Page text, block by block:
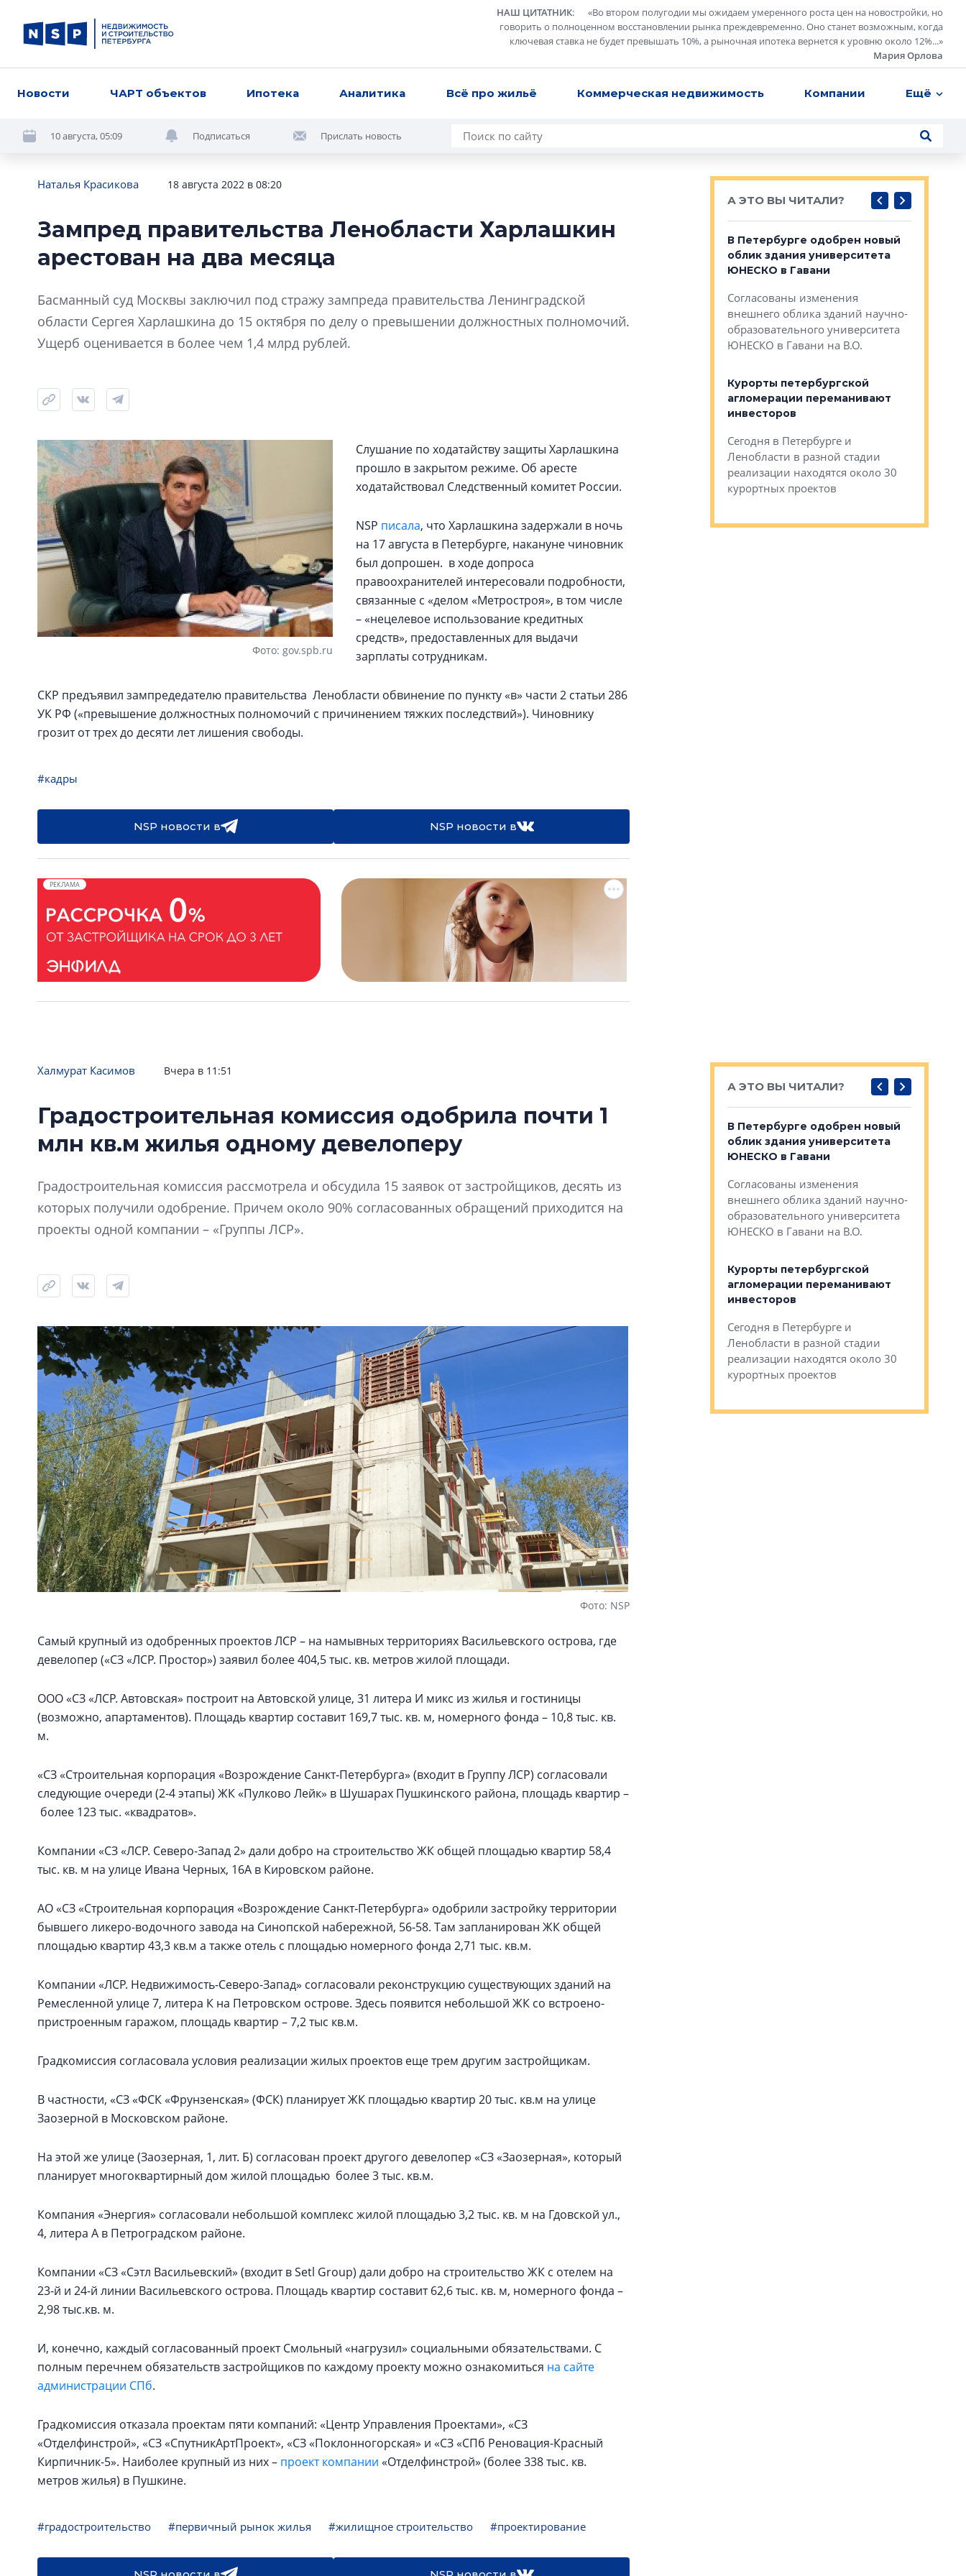
НАШ ЦИТАТНИК: «Во втором полугодии мы ожидаем умеренного роста цен на новостройки, но
говорить о полноценном восстановлении рынка преждевременно. Оно станет возможным, когда
ключевая ставка не будет превышать 10%, а рыночная ипотека вернется к уровню около 12%...»
Мария Орлова
Новости ЧАРТ объектов Ипотека Аналитика Всё про жильё Коммерческая недвижимость Компании Ещё
10 августа, 05:09 Подписаться Прислать новость
Наталья Красикова 18 августа 2022 в 08:20
Зампред правительства Ленобласти Харлашкин
арестован на два месяца
Басманный суд Москвы заключил под стражу зампреда правительства Ленинградской
области Сергея Харлашкина до 15 октября по делу о превышении должностных полномочий.
Ущерб оценивается в более чем 1,4 млрд рублей.
Фото: gov.spb.ru
Слушание по ходатайству защиты Харлашкина
прошло в закрытом режиме. Об аресте
ходатайствовал Следственный комитет России.
NSP писала, что Харлашкина задержали в ночь
на 17 августа в Петербурге, накануне чиновник
был допрошен. в ходе допроса
правоохранителей интересовали подробности,
связанные с «делом «Метростроя», в том числе
– «нецелевое использование кредитных
средств», предоставленных для выдачи
зарплаты сотрудникам.
СКР предъявил зампредедателю правительства Ленобласти обвинение по пункту «в» части 2 статьи 286
УК РФ («превышение должностных полномочий с причинением тяжких последствий»). Чиновнику
грозит от трех до десяти лет лишения свободы.
#кадры
NSP новости в NSP новости в
РЕКЛАМА
А ЭТО ВЫ ЧИТАЛИ?
Усадьба Торосово — антидот
эпохи фальш-панелей
В Петербурге одобрен новый
облик здания университета
ЮНЕСКО в Гавани
Согласованы изменения
внешнего облика зданий научно-
образовательного университета
ЮНЕСКО в Гавани на В.О.
Курорты петербургской
агломерации переманивают
инвесторов
Сегодня в Петербурге и
Ленобласти в разной стадии
реализации находятся около 30
курортных проектов
Халмурат Касимов Вчера в 11:51
Градостроительная комиссия одобрила почти 1
млн кв.м жилья одному девелоперу
Градостроительная комиссия рассмотрела и обсудила 15 заявок от застройщиков, десять из
которых получили одобрение. Причем около 90% согласованных обращений приходится на
проекты одной компании – «Группы ЛСР».
Фото: NSP
Самый крупный из одобренных проектов ЛСР – на намывных территориях Васильевского острова, где
девелопер («СЗ «ЛСР. Простор») заявил более 404,5 тыс. кв. метров жилой площади.
ООО «СЗ «ЛСР. Автовская» построит на Автовской улице, 31 литера И микс из жилья и гостиницы
(возможно, апартаментов). Площадь квартир составит 169,7 тыс. кв. м, номерного фонда – 10,8 тыс. кв.
м.
«СЗ «Строительная корпорация «Возрождение Санкт‑Петербурга» (входит в Группу ЛСР) согласовали
следующие очереди (2-4 этапы) ЖК «Пулково Лейк» в Шушарах Пушкинского района, площадь квартир –
более 123 тыс. «квадратов».
Компании «СЗ «ЛСР. Северо-Запад 2» дали добро на строительство ЖК общей площадью квартир 58,4
тыс. кв. м на улице Ивана Черных, 16А в Кировском районе.
АО «СЗ «Строительная корпорация «Возрождение Санкт‑Петербурга» одобрили застройку территории
бывшего ликеро-водочного завода на Синопской набережной, 56-58. Там запланирован ЖК общей
площадью квартир 43,3 кв.м а также отель с площадью номерного фонда 2,71 тыс. кв.м.
Компании «ЛСР. Недвижимость-Северо-Запад» согласовали реконструкцию существующих зданий на
Ремесленной улице 7, литера К на Петровском острове. Здесь появится небольшой ЖК со встроено-
пристроенным гаражом, площадь квартир – 7,2 тыс кв.м.
Градкомиссия согласовала условия реализации жилых проектов еще трем другим застройщикам.
В частности, «СЗ «ФСК «Фрунзенская» (ФСК) планирует ЖК площадью квартир 20 тыс. кв.м на улице
Заозерной в Московском районе.
На этой же улице (Заозерная, 1, лит. Б) согласован проект другого девелопер «СЗ «Заозерная», который
планирует многоквартирный дом жилой площадью более 3 тыс. кв.м.
Компания «Энергия» согласовали небольшой комплекс жилой площадью 3,2 тыс. кв. м на Гдовской ул.,
4, литера А в Петроградском районе.
Компании «СЗ «Сэтл Васильевский» (входит в Setl Group) дали добро на строительство ЖК с отелем на
23-й и 24-й линии Васильевского острова. Площадь квартир составит 62,6 тыс. кв. м, номерного фонда –
2,98 тыс.кв. м.
И, конечно, каждый согласованный проект Смольный «нагрузил» социальными обязательствами. С
полным перечнем обязательств застройщиков по каждому проекту можно ознакомиться на сайте
администрации СПб.
Градкомиссия отказала проектам пяти компаний: «Центр Управления Проектами», «СЗ
«Отделфинстрой», «СЗ «СпутникАртПроект», «СЗ «Поклонногорская» и «СЗ «СПб Реновация-Красный
Кирпичник-5». Наиболее крупный из них – проект компании «Отделфинстрой» (более 338 тыс. кв.
метров жилья) в Пушкине.
#градостроительство #первичный рынок жилья #жилищное строительство #проектирование
А ЭТО ВЫ ЧИТАЛИ?
Усадьба Торосово — антидот
эпохи фальш-панелей
В Петербурге одобрен новый
облик здания университета
ЮНЕСКО в Гавани
Согласованы изменения
внешнего облика зданий научно-
образовательного университета
ЮНЕСКО в Гавани на В.О.
Курорты петербургской
агломерации переманивают
инвесторов
Сегодня в Петербурге и
Ленобласти в разной стадии
реализации находятся около 30
курортных проектов